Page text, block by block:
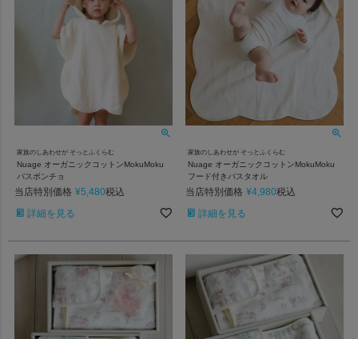
家族のしあわせが そっとふくらむ
Nuage オーガニックコットンMokuMoku
バスポンチョ
当店特別価格 ¥5,480税込
詳細を見る
家族のしあわせが そっとふくらむ
Nuage オーガニックコットンMokuMoku
フード付きバスタオル
当店特別価格 ¥4,980税込
詳細を見る